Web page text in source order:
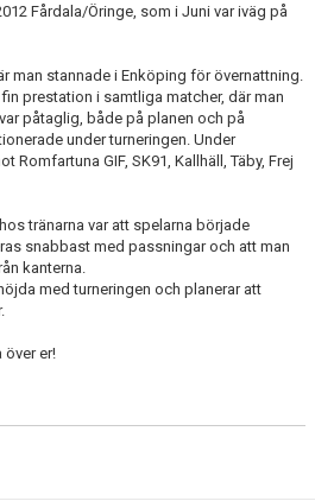
Fårdala/Öringe, som i Juni var iväg på
man stannade i Enköping för övernattning.
prestation i samtliga matcher, där man
påtaglig, både på planen och på
under turneringen. Under
Romfartuna GIF, SK91, Kallhäll, Täby, Frej
tränarna var att spelarna började
snabbast med passningar och att man
kanterna.
med turneringen och planerar att
över er!